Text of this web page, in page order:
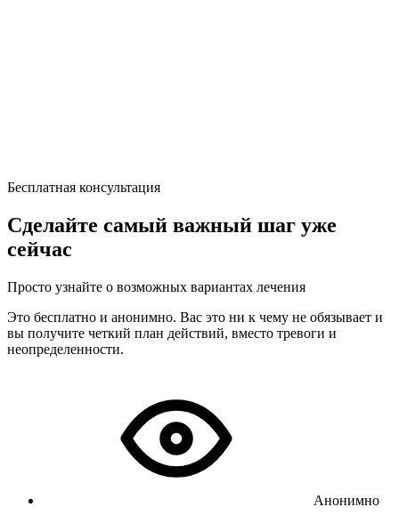
Бесплатная консультация
Сделайте самый важный шаг уже
сейчас
Просто узнайте о возможных вариантах лечения
Это бесплатно и анонимно. Вас это ни к чему не обязывает и
вы получите четкий план действий, вместо тревоги и
неопределенности.
Анонимно